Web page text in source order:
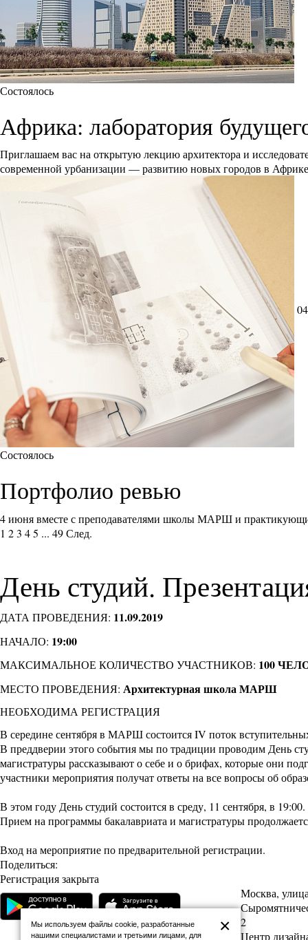
Состоялось
Африка: лаборатория
Приглашаем вас на открытую лекцию архитектора и
современной урбанизации — развитию новых городов в Африке
Состоялось
Портфолио ревью
4 июня вместе с преподавателями школы МАРШ и
1 23 45 ... 49След.
День студий.
ДАТА ПРОВЕДЕНИЯ: 11.09.2019
НАЧАЛО: 19:00
МАКСИМАЛЬНОЕ КОЛИЧЕСТВО УЧАСТНИКОВ: 100
МЕСТО ПРОВЕДЕНИЯ: Архитектурная школа МАРШ
НЕОБХОДИМА РЕГИСТРАЦИЯ
В середине сентября в МАРШ состоится IV поток
В преддверии этого события мы по традиции проводим День
магистратурырассказывают о себе и о брифах, которые они
участники мероприятия получат ответы на все вопросы об
В этом году День студий состоится в среду, 11 сентября, в 19:00.
Прием на программы бакалавриата и магистратуры
Вход на мероприятие по предварительной регистрации.
Поделиться:
Регистрация закрыта
Москва,
2
Центр
×
Мы используем файлы cookie, разработанные
нашими специалистами и третьими лицами, для